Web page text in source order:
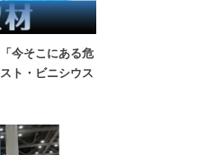
今そこにある危
ト・ビニシウス